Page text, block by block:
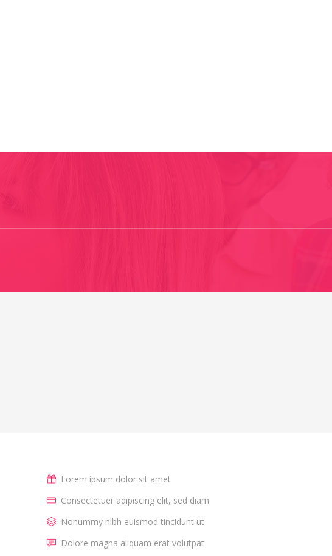
Lorem ipsum dolor sit amet
Consectetuer adipiscing elit, sed diam
Nonummy nibh euismod tincidunt ut
Dolore magna aliquam erat volutpat